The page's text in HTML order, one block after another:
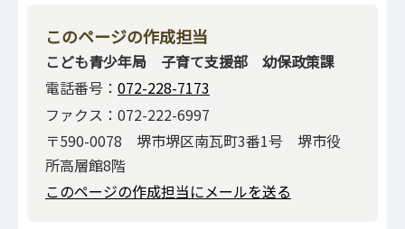
このページの作成担当
こども青少年局 子育て支援部 幼保政策課
電話番号： 072-228-7173
ファクス：072-222-6997
〒590-0078 堺市堺区南瓦町3番1号 堺市役
所高層館8階
このページの作成担当にメールを送る